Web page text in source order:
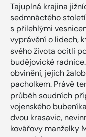
Tajuplná krajina
sedmnáctého
s přilehlými
vyprávění o lidech,
svého života ocitli
budějovické
obvinění, jejich
pacholkem. Právě
průběh soudních
vojenského
dvou krasavic,
kovářovy manželky